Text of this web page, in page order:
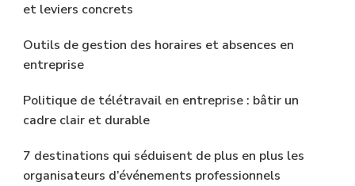
et leviers concrets
Outils de gestion des horaires et absences en
entreprise
Politique de télétravail en entreprise : bâtir un
cadre clair et durable
7 destinations qui séduisent de plus en plus les
organisateurs d’événements professionnels